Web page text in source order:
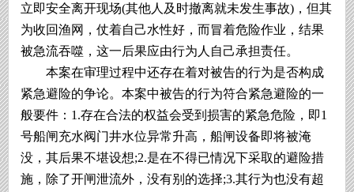
立即安全离开现场(其他人及时撤离就未发生事故)，但其
为收回渔网，仗着自己水性好，而冒着危险作业，结果
被急流吞噬，这一后果应由行为人自己承担责任。
本案在审理过程中还存在着对被告的行为是否构成
紧急避险的争论。本案中被告的行为符合紧急避险的一
般要件：1.存在合法的权益会受到损害的紧急危险，即1
号船闸充水阀门井水位异常升高，船闸设备即将被淹
没，其后果不堪设想;2.是在不得已情况下采取的避险措
施，除了开闸泄流外，没有别的选择;3.其行为也没有超